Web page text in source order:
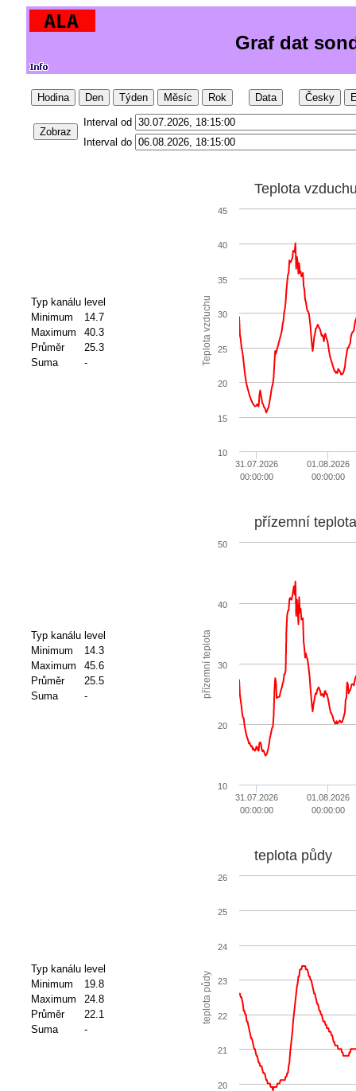
Graf dat
Hodina Den Týden Měsíc Rok Data Česky
Zobraz
Interval od
Interval do
Typ kanálu level
Minimum
14.7
Maximum
40.3
Průměr
25.3
Suma
- Teplota vzduchu
Teplota
31.07.2026
00:00:00
01.08.2026
00:00:00
10
15
20
25
30
35
40
45
Typ kanálu level
Minimum
14.3
Maximum
45.6
Průměr
25.5
Suma
- přízemní teplota
přízemní
31.07.2026
00:00:00
01.08.2026
00:00:00
10
20
30
40
50
Typ kanálu level
Minimum
19.8
Maximum
24.8
Průměr
22.1
Suma
-
teplota půdy
teplota půdy
20
21
22
23
24
25
26